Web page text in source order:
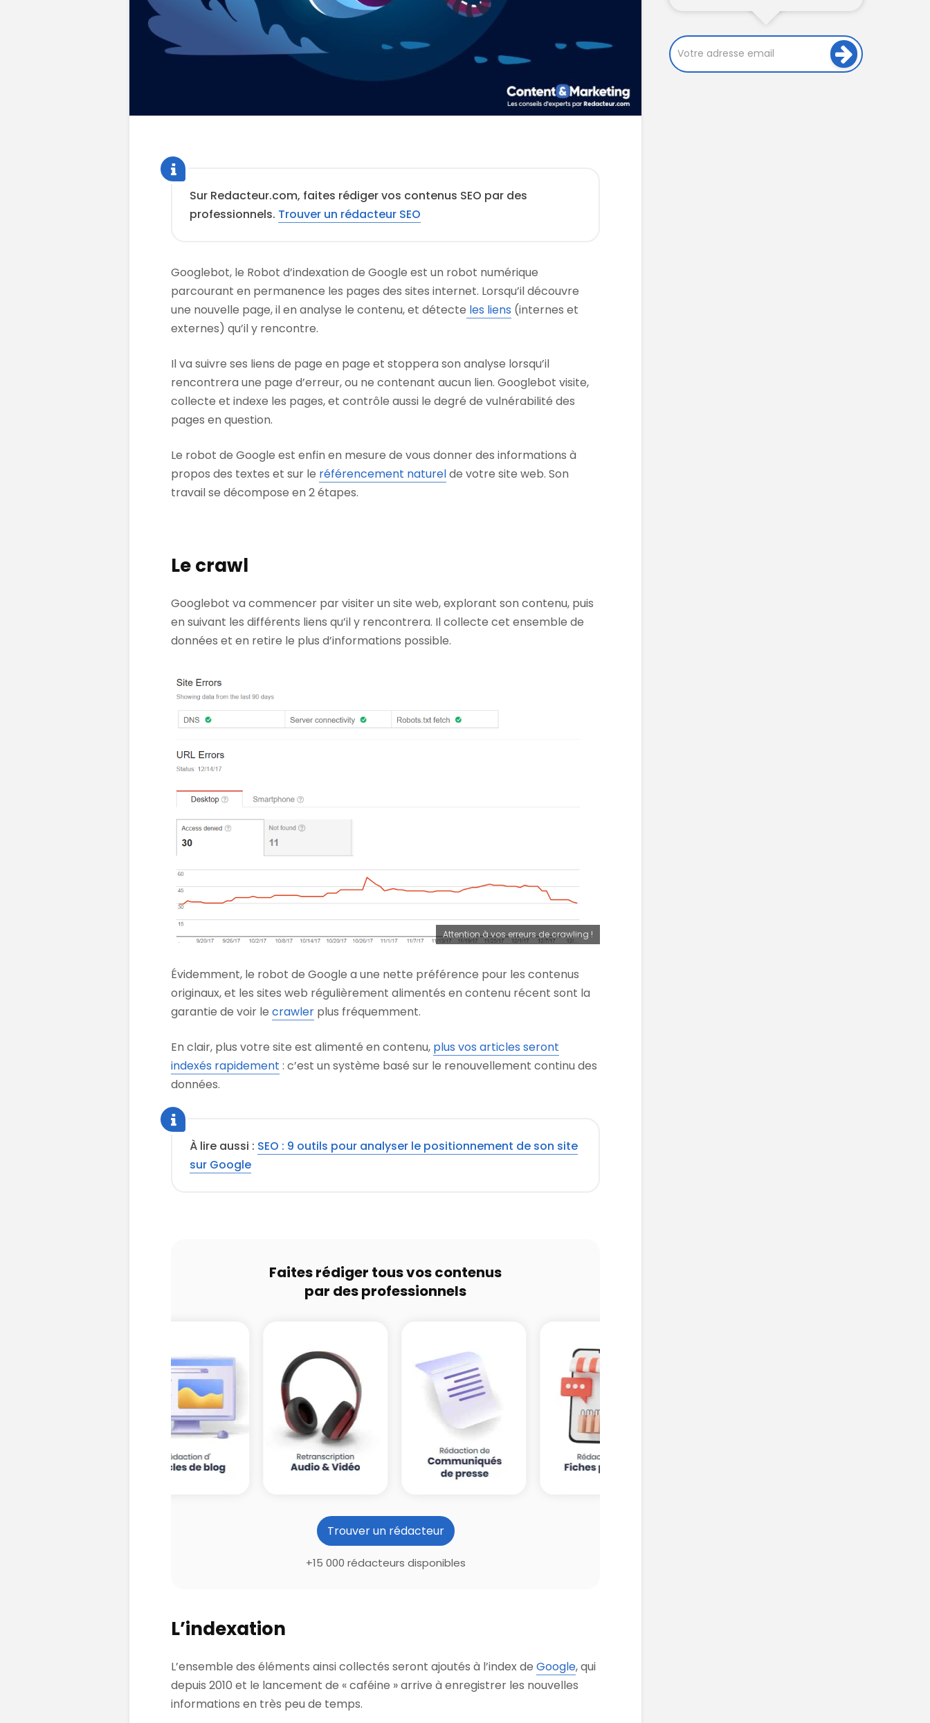
Sur Redacteur.com, faites rédiger vos contenus SEO par des
professionnels. Trouver un rédacteur SEO
Googlebot, le Robot d’indexation de Google est un robot numérique
parcourant en permanence les pages des sites internet. Lorsqu’il découvre
une nouvelle page, il en analyse le contenu, et détecte les liens (internes et
externes) qu’il y rencontre.
Il va suivre ses liens de page en page et stoppera son analyse lorsqu’il
rencontrera une page d’erreur, ou ne contenant aucun lien. Googlebot visite,
collecte et indexe les pages, et contrôle aussi le degré de vulnérabilité des
pages en question.
Le robot de Google est enfin en mesure de vous donner des informations à
propos des textes et sur le référencement naturelde votre site web. Son
travail se décompose en 2 étapes.
Le crawl
Googlebot va commencer par visiter un site web, explorant son contenu, puis
en suivant les différents liens qu’il y rencontrera. Il collecte cet ensemble de
données et en retire le plus d’informations possible.
Attention à vos erreurs de crawling !
Évidemment, le robot de Google a une nette préférence pour les contenus
originaux, et les sites web régulièrement alimentés en contenu récent sont la
garantie de voir le crawler plus fréquemment.
En clair, plus votre site est alimenté en contenu, plus vos articles seront
indexés rapidement : c’est un système basé sur le renouvellement continu des
données.
À lire aussi : SEO : 9 outils pour analyser le positionnement de son site
sur Google
Faites rédiger tous vos contenus
par des professionnels
Trouver un rédacteur
+15 000 rédacteurs disponibles
L’indexation
L’ensemble des éléments ainsi collectés seront ajoutés à l’index de Google, qui
depuis 2010 et le lancement de « caféine » arrive à enregistrer les nouvelles
informations en très peu de temps.